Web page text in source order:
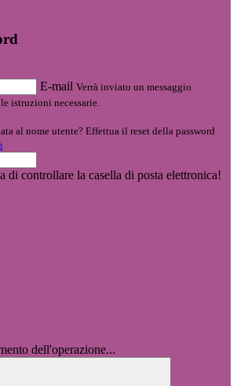
E-mail Verrà inviato un messaggio
istruzioni necessarie.
al nome utente? Effettua il reset della password
di controllare la casella di posta elettronica!
dell'operazione...